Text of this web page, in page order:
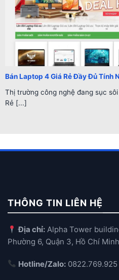
Bán Laptop 4 Giá Rẻ Đầy Đủ Tính
Thị trường công nghệ đang sục
Rẻ [...]
THÔNG TIN LIÊN HỆ
Địa chỉ: Alpha Tower
Phường 6, Quận 3, Hồ Chí
Hotline/Zalo: 0822.769.925